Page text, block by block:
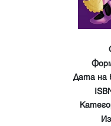
Дата на